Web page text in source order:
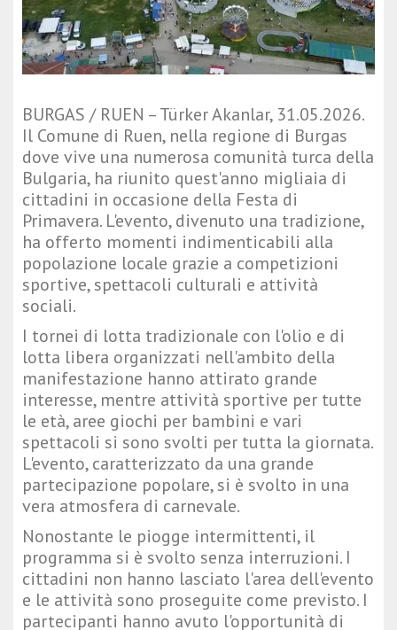
BURGAS / RUEN – Türker Akanlar, 31.05.2026.
Il Comune di Ruen, nella regione di Burgas
dove vive una numerosa comunità turca della
Bulgaria, ha riunito quest'anno migliaia di
cittadini in occasione della Festa di
Primavera. L'evento, divenuto una tradizione,
ha offerto momenti indimenticabili alla
popolazione locale grazie a competizioni
sportive, spettacoli culturali e attività
sociali.
I tornei di lotta tradizionale con l'olio e di
lotta libera organizzati nell'ambito della
manifestazione hanno attirato grande
interesse, mentre attività sportive per tutte
le età, aree giochi per bambini e vari
spettacoli si sono svolti per tutta la giornata.
L'evento, caratterizzato da una grande
partecipazione popolare, si è svolto in una
vera atmosfera di carnevale.
Nonostante le piogge intermittenti, il
programma si è svolto senza interruzioni. I
cittadini non hanno lasciato l'area dell'evento
e le attività sono proseguite come previsto. I
partecipanti hanno avuto l'opportunità di